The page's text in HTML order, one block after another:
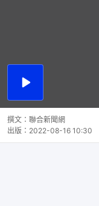
播
撰文： 聯合新聞網
出版： 2022-08-16 10:30